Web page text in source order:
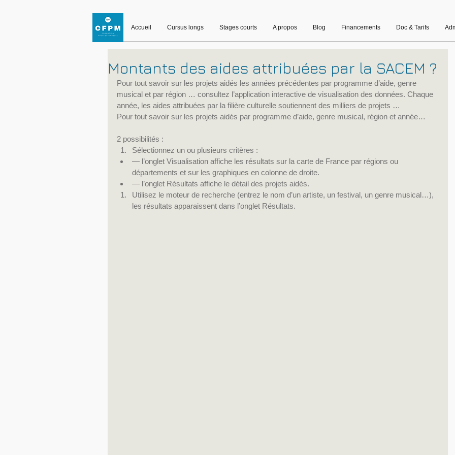
Accueil Cursus longs Stages courts A propos Blog Financements Doc & Tarifs
Montants des aides attribuées par la SACEM ?
Pour tout savoir sur les projets aidés les années précédentes par programme d’aide, genre
musical et par région … consultez l’application interactive de visualisation des données. Chaque
année, les aides attribuées par la filière culturelle soutiennent des milliers de projets …
Pour tout savoir sur les projets aidés par programme d’aide, genre musical, région et année…
2 possibilités :
Sélectionnez un ou plusieurs critères :
— l’onglet Visualisation affiche les résultats sur la carte de France par régions ou
départements et sur les graphiques en colonne de droite.
— l’onglet Résultats affiche le détail des projets aidés.
Utilisez le moteur de recherche (entrez le nom d’un artiste, un festival, un genre musical…),
les résultats apparaissent dans l’onglet Résultats.